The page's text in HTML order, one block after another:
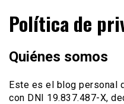
Política de
Quiénes somos
Este es el blog personal
con DNI 19.837.487-X,